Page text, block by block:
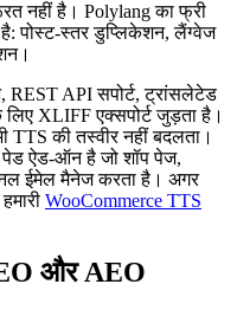
नहीं है। Polylang का फ्री
पोस्ट-स्तर डुप्लिकेशन, लैंग्वेज
REST API सपोर्ट, ट्रांसलेटेड
XLIFF एक्सपोर्ट जुड़ता है।
की तस्वीर नहीं बदलता।
ऐड-ऑन है जो शॉप पेज,
ईमेल मैनेज करता है। अगर
WooCommerce TTS
और AEO